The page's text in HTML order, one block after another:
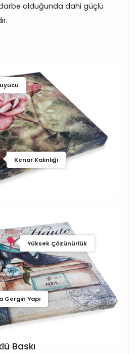
olduğunda dahi güçlü
Kenar Kalınlığı
Yüksek Çözünürlük
Gergin Yapı
Baskı